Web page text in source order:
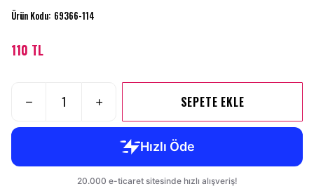
Ürün Kodu: 69366-114
110 TL
SEPETE EKLE